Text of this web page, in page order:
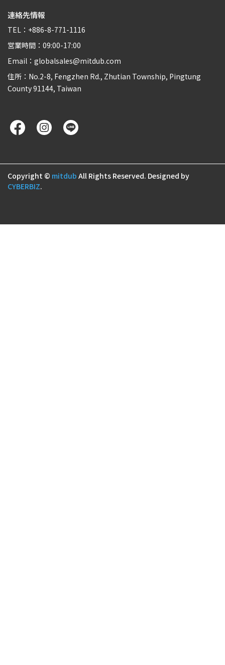
連絡先情報
TEL：+886-8-771-1116
営業時間：09:00-17:00
Email：globalsales@mitdub.com
住所：No.2-8, Fengzhen Rd., Zhutian Township, Pingtung
County 91144, Taiwan
Copyright © mitdub All Rights Reserved. Designed by
CYBERBIZ.